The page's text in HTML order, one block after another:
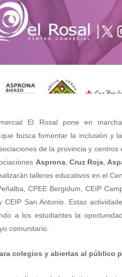
El Rosal pone en
busca fomentar la inclusión y
de la provincia y
Asprona, Cruz Roja
talleres educativos en el
CPEE Bergidum, CEIP
CEIP San Antonio. Estas
a los estudiantes la
comunitario.
colegios y abiertas al público